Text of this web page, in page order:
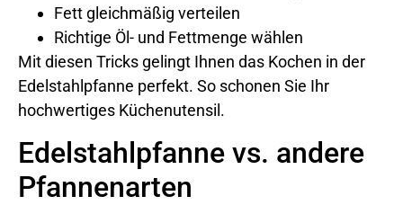
Fett gleichmäßig verteilen
Richtige Öl- und Fettmenge wählen
Mit diesen Tricks gelingt Ihnen das Kochen in der
Edelstahlpfanne perfekt. So schonen Sie Ihr
hochwertiges Küchenutensil.
Edelstahlpfanne vs. andere
Pfannenarten